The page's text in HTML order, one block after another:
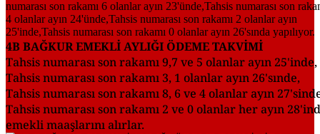
4B BAĞKUR EMEKLİ AYLIĞI ÖDEME TAKVİMİ
Tahsis numarası son rakamı 9,7 ve 5 olanlar ayın 25'inde,
Tahsis numarası son rakamı 3, 1 olanlar ayın 26'sınde,
Tahsis numarası son rakamı 8, 6 ve 4 olanlar ayın
Tahsis numarası son rakamı 2 ve 0 olanlar her ayın
emekli maaşlarını alırlar.